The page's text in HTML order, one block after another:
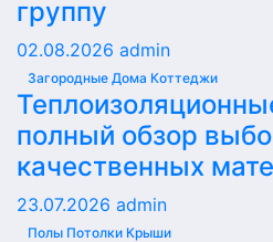
группу
02.08.2026 admin
Загородные Дома Коттеджи
полный обзор
качественных
23.07.2026 admin
Полы Потолки Крыши